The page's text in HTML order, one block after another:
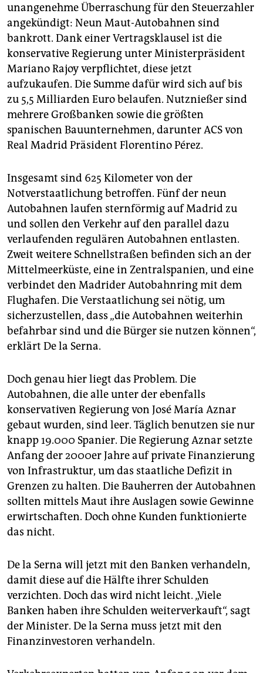
epaper login
unangenehme Überraschung für den Steuerzahler
angekündigt: Neun Maut-Autobahnen sind
bankrott. Dank einer Vertragsklausel ist die
konservative Regierung unter Ministerpräsident
Mariano Rajoy verpflichtet, diese jetzt
aufzukaufen. Die Summe dafür wird sich auf bis
zu 5,5 Milliarden Euro belaufen. Nutznießer sind
mehrere Großbanken sowie die größten
spanischen Bauunternehmen, darunter ACS von
Real Madrid Präsident Florentino Pérez.
Insgesamt sind 625 Kilometer von der
Notverstaatlichung betroffen. Fünf der neun
Autobahnen laufen sternförmig auf Madrid zu
und sollen den Verkehr auf den parallel dazu
verlaufenden regulären Autobahnen entlasten.
Zweit weitere Schnellstraßen befinden sich an der
Mittelmeerküste, eine in Zentralspanien, und eine
verbindet den Madrider Autobahnring mit dem
Flughafen. Die Verstaatlichung sei nötig, um
sicherzustellen, dass „die Autobahnen weiterhin
befahrbar sind und die Bürger sie nutzen können“,
erklärt De la Serna.
Doch genau hier liegt das Problem. Die
Autobahnen, die alle unter der ebenfalls
konservativen Regierung von José María Aznar
gebaut wurden, sind leer. Täglich benutzen sie nur
knapp 19.000 Spanier. Die Regierung Aznar setzte
Anfang der 2000er Jahre auf private Finanzierung
von Infrastruktur, um das staatliche Defizit in
Grenzen zu halten. Die Bauherren der Autobahnen
sollten mittels Maut ihre Auslagen sowie Gewinne
erwirtschaften. Doch ohne Kunden funktionierte
das nicht.
De la Serna will jetzt mit den Banken verhandeln,
damit diese auf die Hälfte ihrer Schulden
verzichten. Doch das wird nicht leicht. „Viele
Banken haben ihre Schulden weiterverkauft“, sagt
der Minister. De la Serna muss jetzt mit den
Finanzinvestoren verhandeln.